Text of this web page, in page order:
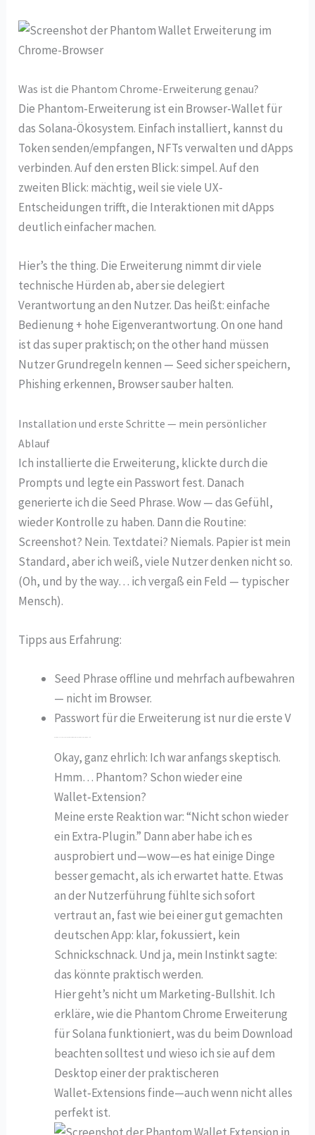
Was ist die Phantom Chrome-Erweiterung genau?
Die Phantom-Erweiterung ist ein Browser-Wallet für
das Solana-Ökosystem. Einfach installiert, kannst du
Token senden/empfangen, NFTs verwalten und dApps
verbinden. Auf den ersten Blick: simpel. Auf den
zweiten Blick: mächtig, weil sie viele UX-
Entscheidungen trifft, die Interaktionen mit dApps
deutlich einfacher machen.
Hier’s the thing. Die Erweiterung nimmt dir viele
technische Hürden ab, aber sie delegiert
Verantwortung an den Nutzer. Das heißt: einfache
Bedienung + hohe Eigenverantwortung. On one hand
ist das super praktisch; on the other hand müssen
Nutzer Grundregeln kennen — Seed sicher speichern,
Phishing erkennen, Browser sauber halten.
Installation und erste Schritte — mein persönlicher
Ablauf
Ich installierte die Erweiterung, klickte durch die
Prompts und legte ein Passwort fest. Danach
generierte ich die Seed Phrase. Wow — das Gefühl,
wieder Kontrolle zu haben. Dann die Routine:
Screenshot? Nein. Textdatei? Niemals. Papier ist mein
Standard, aber ich weiß, viele Nutzer denken nicht so.
(Oh, und by the way… ich vergaß ein Feld — typischer
Mensch).
Tipps aus Erfahrung:
Seed Phrase offline und mehrfach aufbewahren
— nicht im Browser.
Passwort für die Erweiterung ist nur die erste V
Okay, ganz ehrlich: Ich war anfangs skeptisch.
Hmm… Phantom? Schon wieder eine
Wallet‑Extension?
Meine erste Reaktion war: “Nicht schon wieder
ein Extra‑Plugin.” Dann aber habe ich es
ausprobiert und—wow—es hat einige Dinge
besser gemacht, als ich erwartet hatte. Etwas
an der Nutzerführung fühlte sich sofort
vertraut an, fast wie bei einer gut gemachten
deutschen App: klar, fokussiert, kein
Schnickschnack. Und ja, mein Instinkt sagte:
das könnte praktisch werden.
Hier geht’s nicht um Marketing‑Bullshit. Ich
erkläre, wie die Phantom Chrome Erweiterung
für Solana funktioniert, was du beim Download
beachten solltest und wieso ich sie auf dem
Desktop einer der praktischeren
Wallet‑Extensions finde—auch wenn nicht alles
perfekt ist.